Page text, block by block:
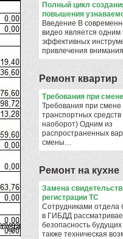
Полный цикл
повышения
Введение В
видео является одним
эффективных
привлечения
Ремонт квартир
​Требования при
Требования при смене
транспортных
наоборот) Одним из
распространенных
смены…
Ремонт на кухне
Замена
регистрации ТС
Сотрудниками отдела
в ГИБДД
безопасность
также техническая